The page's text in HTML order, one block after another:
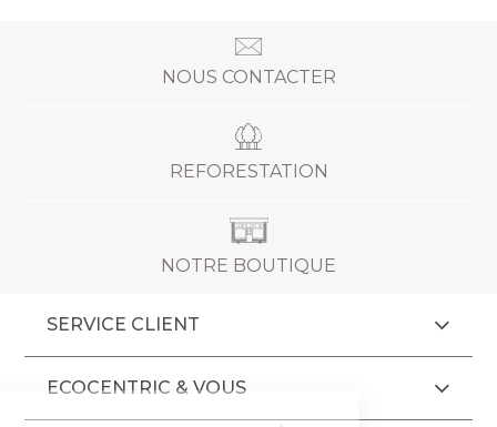
NOUS CONTACTER
REFORESTATION
NOTRE BOUTIQUE
SERVICE CLIENT
ECOCENTRIC & VOUS